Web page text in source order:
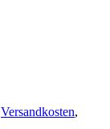
Versandkosten,